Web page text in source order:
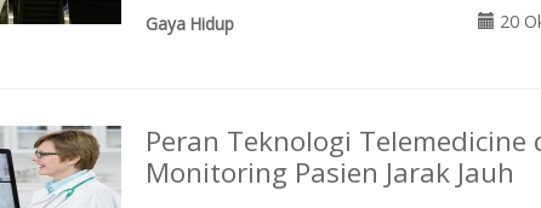
Gaya Hidup 20
Peran Teknologi Telemedicine
Monitoring Pasien Jarak Jauh